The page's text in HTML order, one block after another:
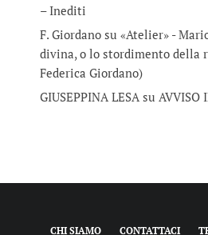
– Inediti
F. Giordano su «Atelier» -
divina, o lo stordimento della
Federica Giordano)
GIUSEPPINA LESAsu AVVISO
CHI SIAMO CONTATTACI